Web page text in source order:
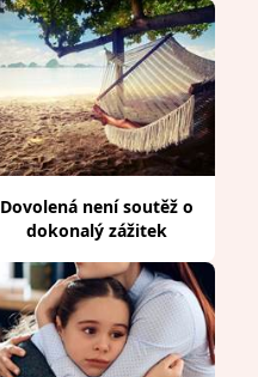
Dovolená není soutěž o
dokonalý zážitek